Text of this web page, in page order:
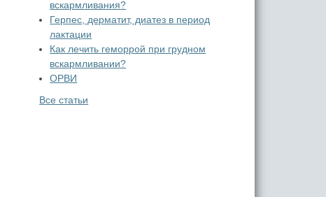
вскармливания?
Герпес, дерматит, диатез в период
лактации
Как лечить геморрой при грудном
вскармливании?
ОРВИ
Все статьи